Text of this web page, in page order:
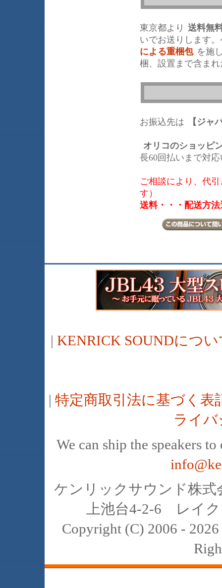
東京都より 送料無
いでお送りします
による重梱包 を施
梱、設置まで含ま
お振込先は 【ジャ
オリコのショッピ
長60回払いまで対
ご相談により、代
す）
送料・・・配送方
| KENRICK SOUNDにつ
| 特定商取引法に基づく表
ライ
We can ship the speakers
ケンリックサウンド株
上池台4-2-6 レイ
Copyright (C) 2006 -